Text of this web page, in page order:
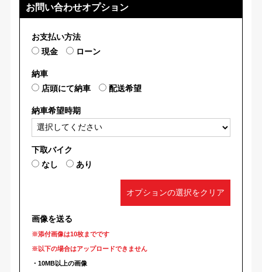
お問い合わせオプション
お支払い方法
現金
ローン
納車
店頭にて納車
配送希望
納車希望時期
下取バイク
なし
あり
オプションの選択をクリア
画像を送る
※添付画像は10枚までです
※以下の場合はアップロードできません
・10MB以上の画像